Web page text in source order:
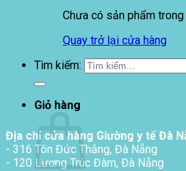
Chưa có sản phẩm trong
Quay trở lại cửa hàng
Tìm kiếm:
Giỏ hàng
Địa chỉ cửa hàng Giường y tế Đà
- 316 Tôn Đức Thắng, Đà Nẵng
- 120 Lương Trúc Đàm, Đà Nẵng